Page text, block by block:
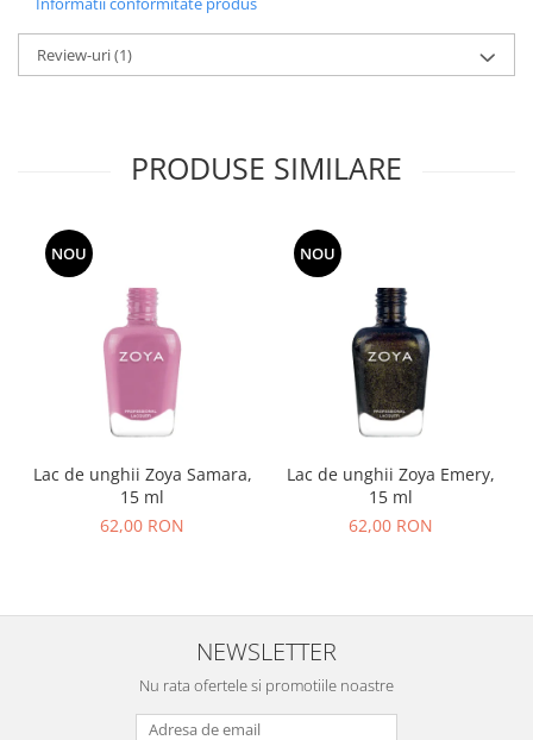
Review-uri(1)
PRODUSE SIMILARE
NOU
Lac de unghii Zoya Samara,
15 ml
62,00 RON
NOU
Lac de unghii Zoya Emery,
15 ml
62,00 RON
NEWSLETTER
Nu rata ofertele si promotiile noastre